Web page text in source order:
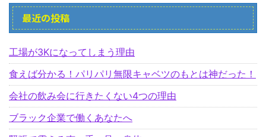
最近の投稿
工場が3Kになってしまう理由
食えば分かる！パリパリ無限キャベツのもとは神だった！
会社の飲み会に行きたくない4つの理由
ブラック企業で働くあなたへ